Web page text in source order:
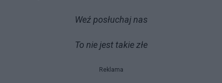
Weź posłuchaj nas
To nie jest takie złe
Reklama